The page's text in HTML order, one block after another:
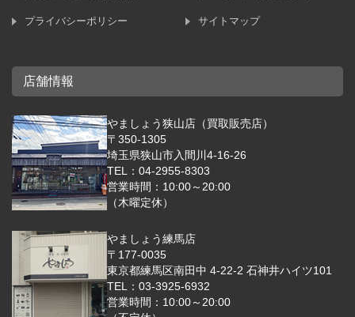
プライバシーポリシー サイトマップ
店舗情報
やましょう狭山店（買取販売店）
〒350-1305
埼玉県狭山市入間川4-16-26
TEL：04-2955-8303
営業時間：10:00～20:00
（木曜定休）
やましょう練馬店
〒177-0035
東京都練馬区南田中 4-22-2 石神井ハイツ101
TEL：03-3925-6932
営業時間：10:00～20:00